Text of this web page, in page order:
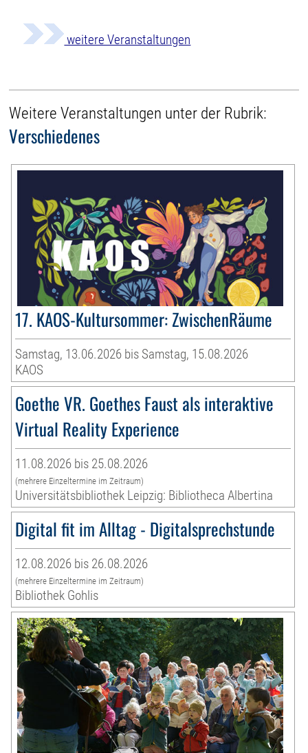
weitere Veranstaltungen
Weitere Veranstaltungen unter der Rubrik:
Verschiedenes
17. KAOS-Kultursommer: ZwischenRäume
Samstag, 13.06.2026 bis Samstag, 15.08.2026
KAOS
Goethe VR. Goethes Faust als interaktive
Virtual Reality Experience
11.08.2026 bis 25.08.2026
(mehrere Einzeltermine im Zeitraum)
Universitätsbibliothek Leipzig: Bibliotheca Albertina
Digital fit im Alltag - Digitalsprechstunde
12.08.2026 bis 26.08.2026
(mehrere Einzeltermine im Zeitraum)
Bibliothek Gohlis